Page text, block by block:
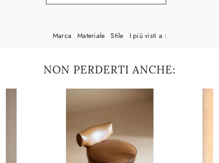
Marca Materiale Stile I più visti a :
NON PERDERTI ANCHE: